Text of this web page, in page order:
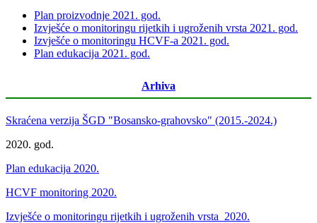
Plan proizvodnje 2021. god.
Izvješće o monitoringu rijetkih i ugroženih vrsta 2021. god.
Izvješće o monitoringu HCVF-a 2021. god.
Plan edukacija 2021. god.
Arhiva
Skraćena verzija ŠGD "Bosansko-grahovsko" (2015.-2024.)
2020. god.
Plan edukacija 2020.
HCVF monitoring 2020.
Izvješće o monitoringu rijetkih i ugroženih vrsta 2020.